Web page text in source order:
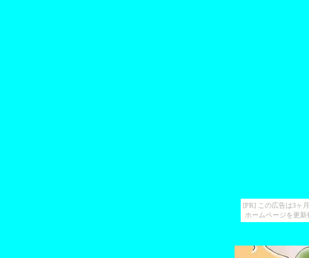
[PR] この広告は3ヶ
ホームページを更